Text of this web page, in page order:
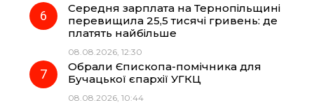
Середня зарплата на Тернопільщині
перевищила 25,5 тисячі гривень: де
платять найбільше
08.08.2026, 12:30
Обрали Єпископа-помічника для
Бучацької єпархії УГКЦ
08.08.2026, 10:44